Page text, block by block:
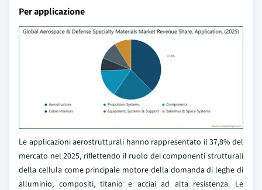
Per applicazione
Le applicazioni aerostrutturali hanno rappresentato il 37,8% del
mercato nel 2025, riflettendo il ruolo dei componenti strutturali
della cellula come principale motore della domanda di leghe di
alluminio, compositi, titanio e acciai ad alta resistenza. Le